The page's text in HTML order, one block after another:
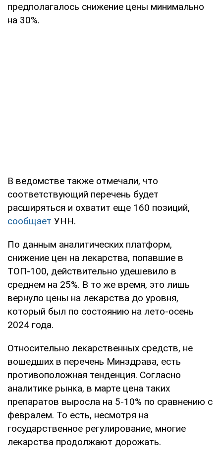
предполагалось снижение цены минимально
на 30%.
В ведомстве также отмечали, что
соответствующий перечень будет
расширяться и охватит еще 160 позиций,
сообщает УНН.
По данным аналитических платформ,
снижение цен на лекарства, попавшие в
ТОП-100, действительно удешевило в
среднем на 25%. В то же время, это лишь
вернуло цены на лекарства до уровня,
который был по состоянию на лето-осень
2024 года.
Относительно лекарственных средств, не
вошедших в перечень Минздрава, есть
противоположная тенденция. Согласно
аналитике рынка, в марте цена таких
препаратов выросла на 5-10% по сравнению с
февралем. То есть, несмотря на
государственное регулирование, многие
лекарства продолжают дорожать.